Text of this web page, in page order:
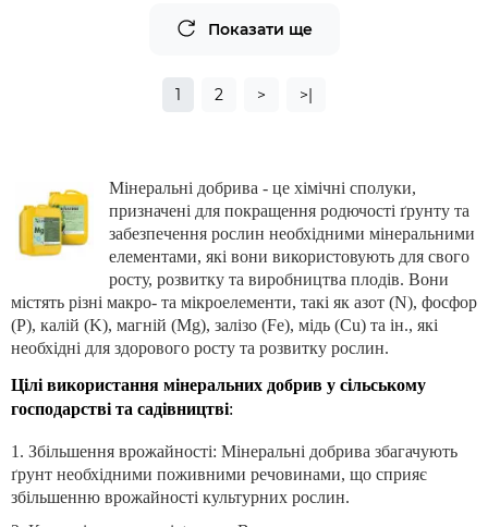
Показати ще
1 2 > >|
Мінеральні добрива - це хімічні сполуки,
призначені для покращення родючості ґрунту та
забезпечення рослин необхідними мінеральними
елементами, які вони використовують для свого
росту, розвитку та виробництва плодів. Вони
містять різні макро- та мікроелементи, такі як азот (N), фосфор
(P), калій (K), магній (Mg), залізо (Fe), мідь (Cu) та ін., які
необхідні для здорового росту та розвитку рослин.
Цілі використання мінеральних добрив у сільському
господарстві та садівництві:
1. Збільшення врожайності: Мінеральні добрива збагачують
ґрунт необхідними поживними речовинами, що сприяє
збільшенню врожайності культурних рослин.